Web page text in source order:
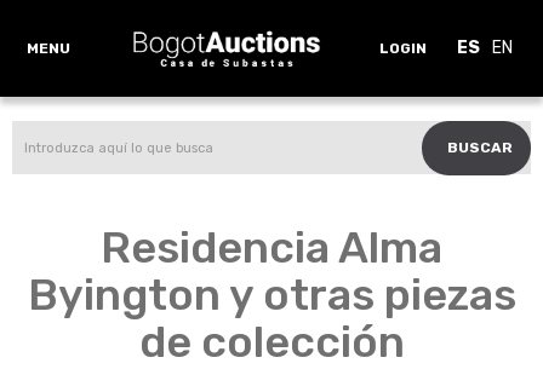
MENU LOGIN ES EN
BUSCAR
Residencia Alma
Byington y otras piezas
de colección